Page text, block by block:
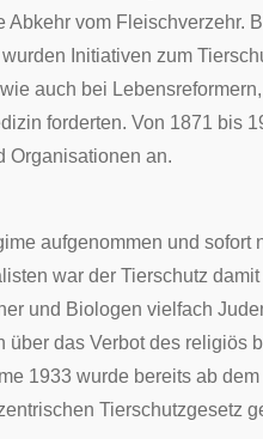
vom Fleischverzehr.
Initiativen zum
auch bei Lebensreformern
forderten. Von 1871 bis
Organisationen an.
aufgenommen und
war der Tierschutz
und Biologen vielfach
über das Verbot des
1933 wurde bereits ab
Tierschutzgesetz